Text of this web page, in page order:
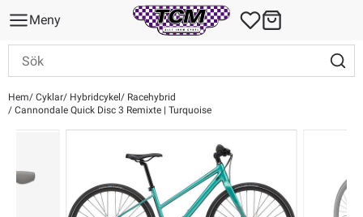
Meny
Hem Cyklar Hybridcykel
Racehybrid
Cannondale Quick Disc 3 Remixte | Turquoise